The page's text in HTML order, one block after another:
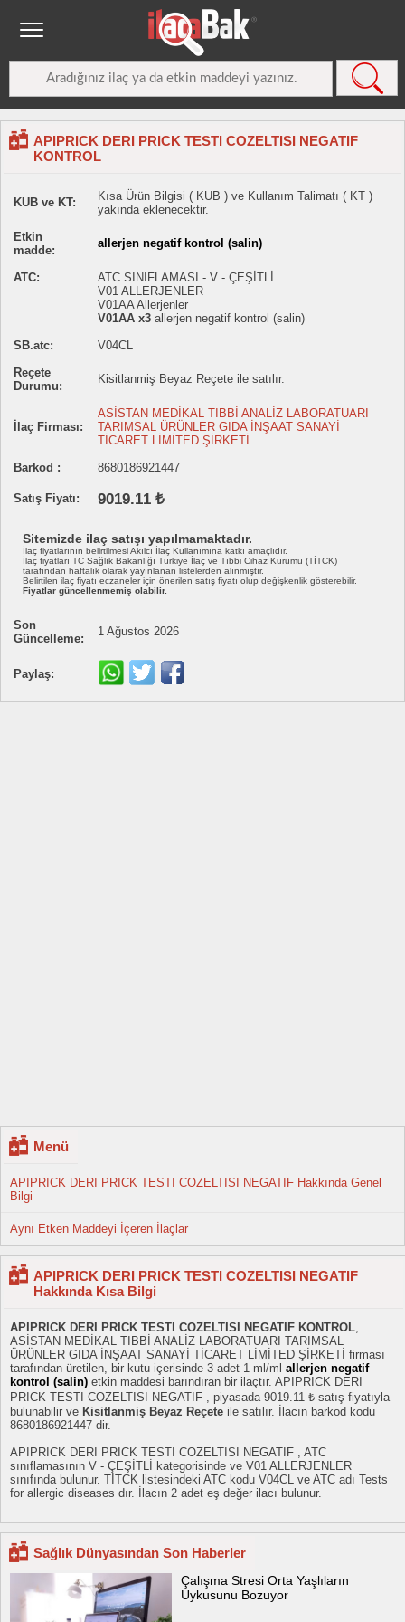
APIPRICK DERI PRICK TESTI COZELTISI NEGATIF
KONTROL
KUB ve KT:
Kısa Ürün Bilgisi ( KUB ) ve Kullanım Talimatı ( KT )
yakında eklenecektir.
Etkin
madde:
allerjen negatif kontrol (salin)
ATC:
ATC SINIFLAMASI - V - ÇEŞİTLİ
V01 ALLERJENLER
V01AA Allerjenler
V01AA x3 allerjen negatif kontrol (salin)
SB.atc:
V04CL
Reçete
Durumu:
Kisitlanmiş Beyaz Reçete ile satılır.
İlaç Firması:
ASİSTAN MEDİKAL TIBBİ ANALİZ LABORATUARI
TARIMSAL ÜRÜNLER GIDA İNŞAAT SANAYİ
TİCARET LİMİTED ŞİRKETİ
Barkod :
8680186921447
Satış Fiyatı: 9019.11 ₺
Sitemizde ilaç satışı yapılmamaktadır.
İlaç fiyatlarının belirtilmesi Akılcı İlaç Kullanımına katkı amaçlıdır.
İlaç fiyatları TC Sağlık Bakanlığı Türkiye İlaç ve Tıbbi Cihaz Kurumu (TİTCK)
tarafından haftalık olarak yayınlanan listelerden alınmıştır.
Belirtilen ilaç fiyatı eczaneler için önerilen satış fiyatı olup değişkenlik gösterebilir.
Fiyatlar güncellenmemiş olabilir.
Son
Güncelleme:
1 Ağustos 2026
Paylaş:
Menü
APIPRICK DERI PRICK TESTI COZELTISI NEGATIF Hakkında Genel
Bilgi
Aynı Etken Maddeyi İçeren İlaçlar
APIPRICK DERI PRICK TESTI COZELTISI NEGATIF
Hakkında Kısa Bilgi
APIPRICK DERI PRICK TESTI COZELTISI NEGATIF KONTROL,
ASİSTAN MEDİKAL TIBBİ ANALİZ LABORATUARI TARIMSAL
ÜRÜNLER GIDA İNŞAAT SANAYİ TİCARET LİMİTED ŞİRKETİ firması
tarafından üretilen, bir kutu içerisinde 3 adet 1 ml/ml allerjen negatif
kontrol (salin) etkin maddesi barındıran bir ilaçtır. APIPRICK DERI
PRICK TESTI COZELTISI NEGATIF , piyasada 9019.11 ₺ satış fiyatıyla
bulunabilir ve Kisitlanmiş Beyaz Reçete ile satılır. İlacın barkod kodu
8680186921447 dir.
APIPRICK DERI PRICK TESTI COZELTISI NEGATIF , ATC
sınıflamasının V - ÇEŞİTLİ kategorisinde ve V01 ALLERJENLER
sınıfında bulunur. TİTCK listesindeki ATC kodu V04CL ve ATC adı Tests
for allergic diseases dır. İlacın 2 adet eş değer ilacı bulunur.
Sağlık Dünyasından Son Haberler
Çalışma Stresi Orta Yaşlıların
Uykusunu Bozuyor